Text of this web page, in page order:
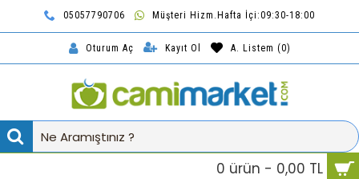
05057790706 Müşteri Hizm.Hafta İçi:09:30-18:00
Oturum Aç Kayıt Ol A. Listem (0)
0 ürün - 0,00 TL